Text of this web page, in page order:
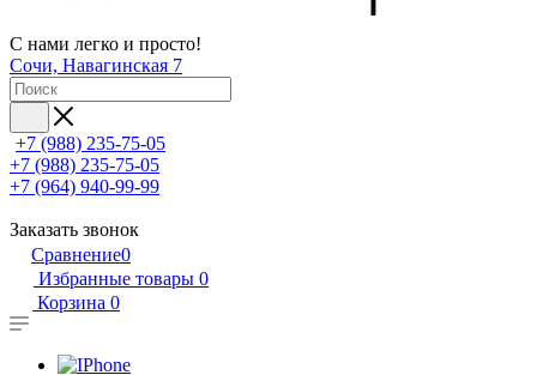
С нами легко и просто!
Сочи, Навагинская 7
+7 (988) 235-75-05
+7 (988) 235-75-05
+7 (964) 940-99-99
Заказать звонок
Сравнение0
Избранные товары 0
Корзина 0